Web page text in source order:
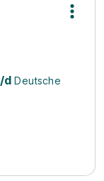
d Deutsche